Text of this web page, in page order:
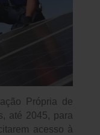
Própria de
até 2045, para
acesso à